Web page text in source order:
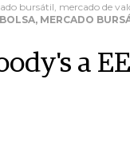
bursátil, mercado de
MERCADO
a